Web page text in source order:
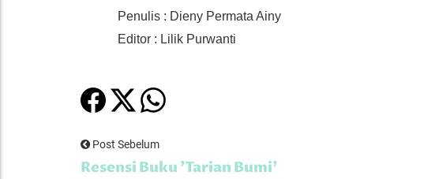
Penulis : Dieny Permata Ainy
Editor : Lilik Purwanti
Post Sebelum
Resensi Buku 'Tarian Bumi'